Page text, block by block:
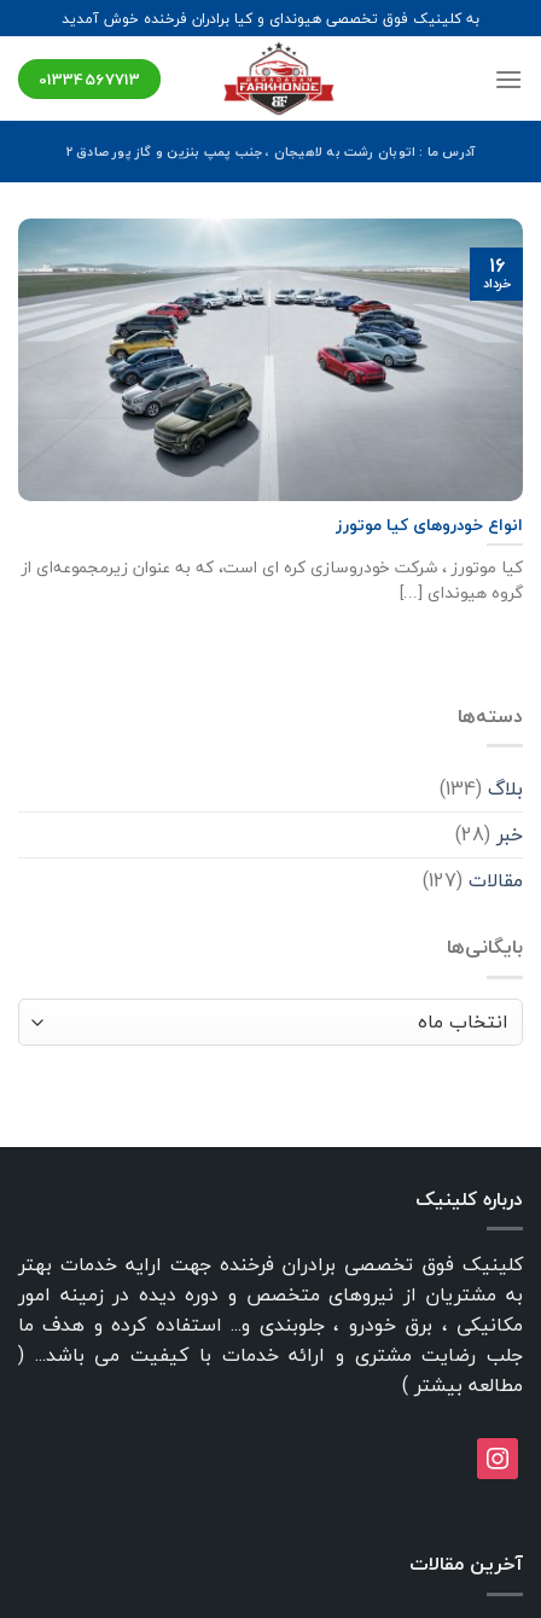
to
content
به کلینیک فوق تخصصی هیوندای و کیا برادران فرخنده خوش آمدید
01334567713
آدرس ما : اتوبان رشت به لاهیجان ، جنب پمپ بنزین و گاز پور صادق ۲
انواع خودروهای کیا موتورز
کیا موتورز ، شرکت خودروسازی کره ای است، که به عنوان زیرمجموعه‌ای از
گروه هیوندای [...]
16
خرداد
دسته‌ها
بلاگ (134)
خبر (28)
مقالات (127)
بایگانی‌ها
بایگانی‌ها
درباره کلینیک
کلینیک فوق تخصصی برادران فرخنده جهت ارایه خدمات بهتر
به مشتریان از نیروهای متخصص و دوره دیده در زمینه امور
مکانیکی ، برق خودرو ، جلوبندی و... استفاده کرده و هدف ما
جلب رضایت مشتری و ارائه خدمات با کیفیت می باشد... (
مطالعه بیشتر )
instagram
آخرین مقالات